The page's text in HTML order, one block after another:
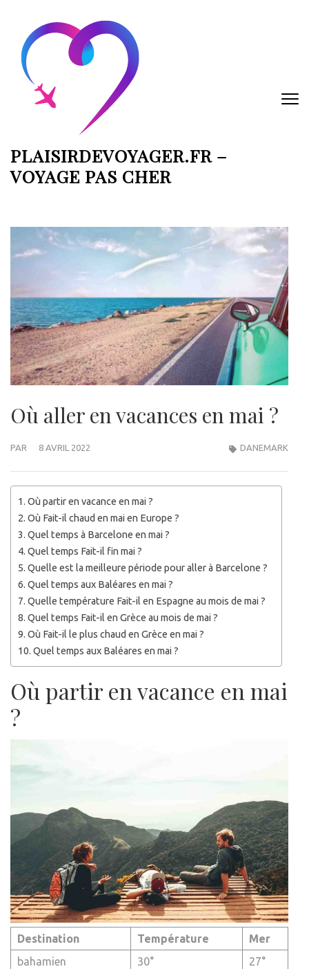
contenu
(Pressez
Entrée)
PLAISIRDEVOYAGER.FR –
VOYAGE PAS CHER
Où aller en vacances en mai ?
PAR 8 AVRIL 2022 DANEMARK
Où partir en vacance en mai ?
Où Fait-il chaud en mai en Europe ?
Quel temps à Barcelone en mai ?
Quel temps Fait-il fin mai ?
Quelle est la meilleure période pour aller à Barcelone ?
Quel temps aux Baléares en mai ?
Quelle température Fait-il en Espagne au mois de mai ?
Quel temps Fait-il en Grèce au mois de mai ?
Où Fait-il le plus chaud en Grèce en mai ?
Quel temps aux Baléares en mai ?
Où partir en vacance en mai
?
Destination Température
Mer
bahamien
30°
27°